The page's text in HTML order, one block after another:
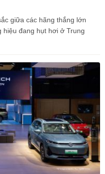
giữa các hãng thắng lớn
đang hụt hơi ở Trung